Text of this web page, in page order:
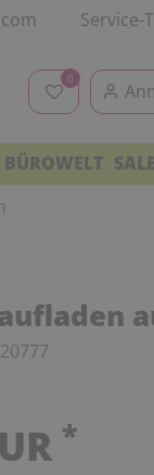
Service-
0
BÜROWELT SALE
20777
*